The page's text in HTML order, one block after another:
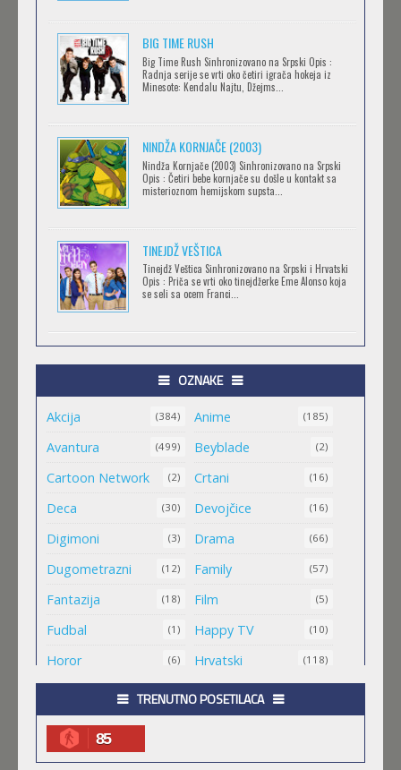
CLEAN FREAK! AOYAMA-KUN
Feb 12 2023 |Gledaj »
RECORD OF RAGNAROK
Feb 11 2023 |Gledaj »
TORADORA
Feb 11 2023 |Gledaj »
TRIGUN STAMPEDE
Feb 11 2023 |Gledaj »
ORIENT
Feb 11 2023 |Gledaj »
MALI MEDA ČARLI
MAO MAO HEROJI CISTOG SRCA
.HACK//ROOTS
BIG TIME RUSH
Big Time Rush Sinhronizovano na Srpski Opis :
Radnja serije se vrti oko četiri igrača hokeja iz
Minesote: Kendalu Najtu, Džejms...
NINDŽA KORNJAČE (2003)
Nindža Kornjače (2003) Sinhronizovano na Srpski
Opis : Četiri bebe kornjače su došle u kontakt sa
misterioznom hemijskom supsta...
TINEJDŽ VEŠTICA
Tinejdž Veštica Sinhronizovano na Srpski i Hrvatski
Opis : Priča se vrti oko tinejdžerke Eme Alonso koja
se seli sa ocem Franci...
OZNAKE
Akcija (384) Anime (185)
Avantura (499) Beyblade (2)
Cartoon Network (2) Crtani (16)
Deca (30) Devojčice (16)
Digimoni (3) Drama (66)
Dugometrazni (12) Family (57)
Fantazija (18) Film (5)
Fudbal (1) Happy TV (10)
Horor (6) Hrvatski (118)
Jugio
Komedija Kratkometrazni
magija
TRENUTNO POSETILACA
85